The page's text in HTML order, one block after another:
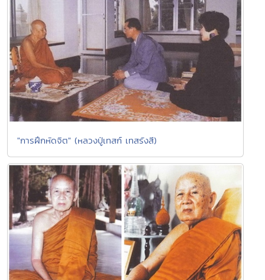
"การฝึกหัดจิต" (หลวงปู่เทสก์ เทสรังสี)